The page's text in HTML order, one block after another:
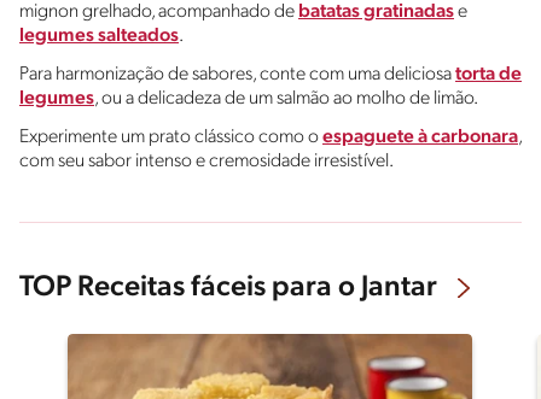
mignon grelhado, acompanhado de batatas gratinadase
legumes salteados.
Para harmonização de sabores, conte com uma deliciosatorta de
legumes, ou a delicadeza de um salmão ao molho de limão.
Experimente um prato clássico como oespaguete à carbonara,
com seu sabor intenso e cremosidade irresistível.
TOP Receitas fáceis para o Jantar